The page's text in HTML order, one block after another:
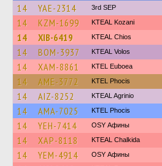
14 YAE-2314 3rd SEP
14 KZM-1699 KTEAL Kozani
14 XIB-6419 KTEAL Chios
14 BOM-3937 KTEAL Volos
14 XAM-8861 ΚΤΕL Euboea
14 AME-3772 ΚΤΕL Phocis
14 AIZ-8252 KTEAL Agrinio
14 AMA-7025 ΚΤΕL Phocis
14 YEH-7414 OSY Афины
14 XAP-8118 KTEAL Chalkida
14 YEM-4914 OSY Афины